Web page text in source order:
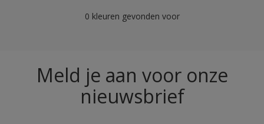
0 kleuren gevonden voor
Meld je aan voor onze
nieuwsbrief